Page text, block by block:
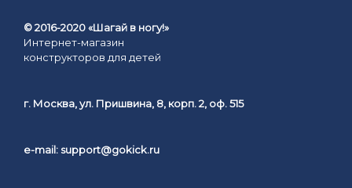
© 2016-2020 «Шагай в ногу!»
Интернет-магазин
конструкторов для детей
г. Москва, ул. Пришвина, 8, корп. 2, оф. 515
e-mail: support@gokick.ru